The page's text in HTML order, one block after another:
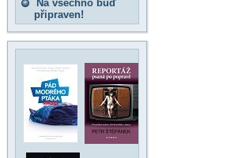
Na všechno buď
připraven!